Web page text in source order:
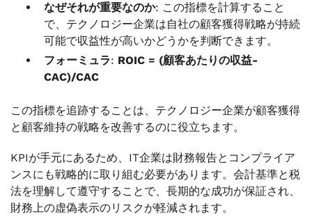
なぜそれが重要なのか: この指標を計算すること
で、テクノロジー企業は自社の顧客獲得戦略が持続
可能で収益性が高いかどうかを判断できます。
フォーミュラ: ROIC = (顧客あたりの収益-
CAC)/CAC
この指標を追跡することは、テクノロジー企業が顧客獲得
と顧客維持の戦略を改善するのに役立ちます。
KPIが手元にあるため、IT企業は財務報告とコンプライア
ンスにも戦略的に取り組む必要があります。会計基準と税
法を理解して遵守することで、長期的な成功が保証され、
財務上の虚偽表示のリスクが軽減されます。